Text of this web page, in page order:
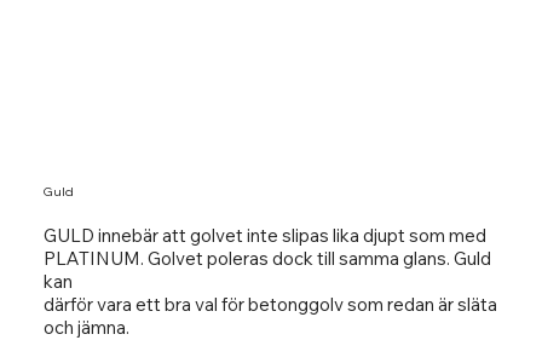
GULD innebär att golvet inte slipas lika djupt som med
PLATINUM. Golvet poleras dock till samma glans. Guld
kan
därför vara ett bra val för betonggolv som redan är släta
och jämna.
Guld